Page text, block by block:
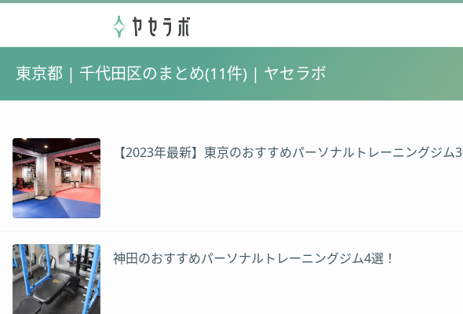
東京都 | 千代田区のまとめ(11件) | ヤセラボ
【2023年最新】東京のおすすめパーソナルトレーニングジム
神田のおすすめパーソナルトレーニングジム4選！